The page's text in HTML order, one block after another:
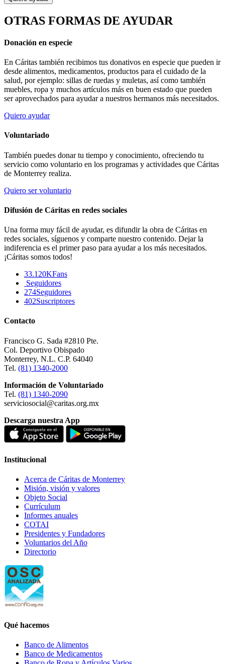
OTRAS FORMAS DE AYUDAR
Donación en especie
En Cáritas también recibimos tus donativos en especie que pueden ir
desde alimentos, medicamentos, productos para el cuidado de la
salud, por ejemplo: sillas de ruedas y muletas, así como también
muebles, ropa y muchos artículos más en buen estado que pueden
ser aprovechados para ayudar a nuestros hermanos más necesitados.
Quiero ayudar
Voluntariado
También puedes donar tu tiempo y conocimiento, ofreciendo tu
servicio como voluntario en los programas y actividades que Cáritas
de Monterrey realiza.
Quiero ser voluntario
Difusión de Cáritas en redes sociales
Una forma muy fácil de ayudar, es difundir la obra de Cáritas en
redes sociales, síguenos y comparte nuestro contenido. Dejar la
indiferencia es el primer paso para ayudar a los más necesitados.
¡Cáritas somos todos!
33.120KFans
Seguidores
274Seguidores
402Suscriptores
Contacto
Francisco G. Sada #2810 Pte.
Col. Deportivo Obispado
Monterrey, N.L. C.P. 64040
Tel. (81) 1340-2000
Información de Voluntariado
Tel. (81) 1340-2090
serviciosocial@caritas.org.mx
Descarga nuestra App
Institucional
Acerca de Cáritas de Monterrey
Misión, visión y valores
Objeto Social
Currículum
Informes anuales
COTAI
Presidentes y Fundadores
Voluntarios del Año
Directorio
Qué hacemos
Banco de Alimentos
Banco de Medicamentos